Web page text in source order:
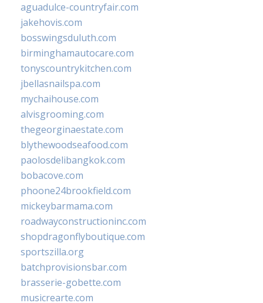
aguadulce-countryfair.com
jakehovis.com
bosswingsduluth.com
birminghamautocare.com
tonyscountrykitchen.com
jbellasnailspa.com
mychaihouse.com
alvisgrooming.com
thegeorginaestate.com
blythewoodseafood.com
paolosdelibangkok.com
bobacove.com
phoone24brookfield.com
mickeybarmama.com
roadwayconstructioninc.com
shopdragonflyboutique.com
sportszilla.org
batchprovisionsbar.com
brasserie-gobette.com
musicrearte.com